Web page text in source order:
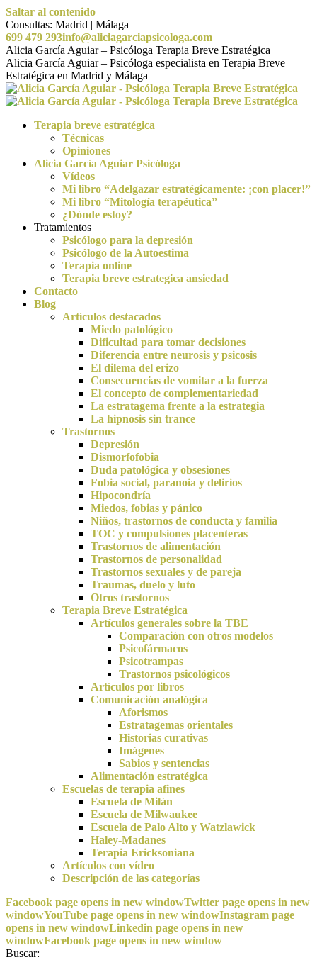
Saltar al contenido
Consultas: Madrid | Málaga
699 479 293info@aliciagarciapsicologa.com
Alicia García Aguiar – Psicóloga Terapia Breve Estratégica
Alicia García Aguiar – Psicóloga especialista en Terapia Breve
Estratégica en Madrid y Málaga
Terapia breve estratégica
Técnicas
Opiniones
Alicia García Aguiar Psicóloga
Vídeos
Mi libro “Adelgazar estratégicamente: ¡con placer!”
Mi libro “Mitología terapéutica”
¿Dónde estoy?
Tratamientos
Psicólogo para la depresión
Psicólogo de la Autoestima
Terapia online
Terapia breve estrategica ansiedad
Contacto
Blog
Artículos destacados
Miedo patológico
Dificultad para tomar decisiones
Diferencia entre neurosis y psicosis
El dilema del erizo
Consecuencias de vomitar a la fuerza
El concepto de complementariedad
La estratagema frente a la estrategia
La hipnosis sin trance
Trastornos
Depresión
Dismorfofobia
Duda patológica y obsesiones
Fobia social, paranoia y delirios
Hipocondría
Miedos, fobias y pánico
Niños, trastornos de conducta y familia
TOC y compulsiones placenteras
Trastornos de alimentación
Trastornos de personalidad
Trastornos sexuales y de pareja
Traumas, duelo y luto
Otros trastornos
Terapia Breve Estratégica
Artículos generales sobre la TBE
Comparación con otros modelos
Psicofármacos
Psicotrampas
Trastornos psicológicos
Artículos por libros
Comunicación analógica
Aforismos
Estratagemas orientales
Historias curativas
Imágenes
Sabios y sentencias
Alimentación estratégica
Escuelas de terapia afines
Escuela de Milán
Escuela de Milwaukee
Escuela de Palo Alto y Watzlawick
Haley-Madanes
Terapia Ericksoniana
Artículos con vídeo
Descripción de las categorías
Facebook page opens in new windowTwitter page opens in new
windowYouTube page opens in new windowInstagram page
opens in new windowLinkedin page opens in new
windowFacebook page opens in new window
Buscar: